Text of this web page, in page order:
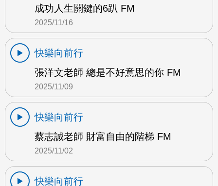
成功人生關鍵的6趴 FM
2025/11/16
快樂向前行
張洋文老師 總是不好意思的你 FM
2025/11/09
快樂向前行
蔡志誠老師 財富自由的階梯 FM
2025/11/02
快樂向前行